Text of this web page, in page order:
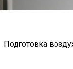
Подготовка